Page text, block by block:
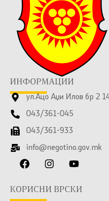
ИНФОРМАЦИИ
ул.Ацо Аџи Илов бр 2
043/361-045
043/361-933
info@negotino.gov.mk
КОРИСНИ ВРСКИ